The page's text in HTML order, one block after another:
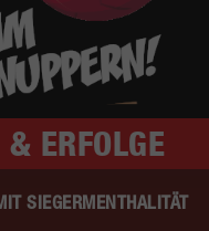
ERFOLGE
SIEGERMENTHALITÄT